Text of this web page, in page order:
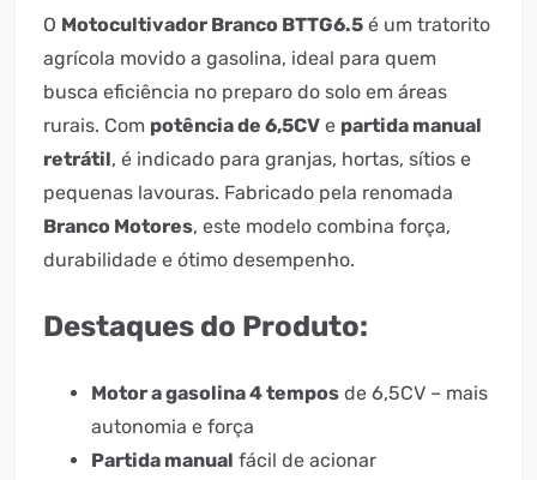
O Motocultivador Branco BTTG6.5 é um tratorito
agrícola movido a gasolina, ideal para quem
busca eficiência no preparo do solo em áreas
rurais. Com potência de 6,5CV e partida manual
retrátil, é indicado para granjas, hortas, sítios e
pequenas lavouras. Fabricado pela renomada
Branco Motores, este modelo combina força,
durabilidade e ótimo desempenho.
Destaques do Produto:
Motor a gasolina 4 tempos de 6,5CV – mais
autonomia e força
Partida manual fácil de acionar